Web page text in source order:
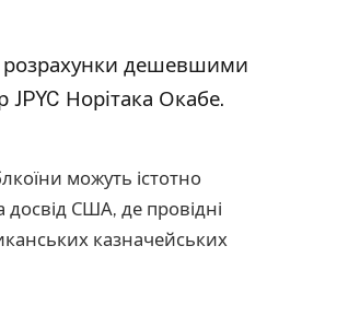
розрахунки дешевшими
Норітака Окабе.
можуть істотно
досвід США, де провідні
казначейських